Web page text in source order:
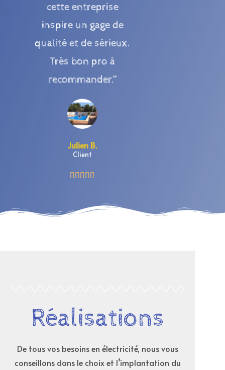
cette entreprise
inspire un gage de
qualité et de sérieux.
Très bon pro à
recommander.”
Julien B.
Client
    
Réalisations
De tous vos besoins en électricité, nous vous
conseillons dans le choix et l’implantation du